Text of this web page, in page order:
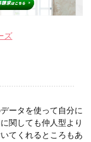
ズ
ータを使って自分に
関しても仲人型より
てくれるところもあ